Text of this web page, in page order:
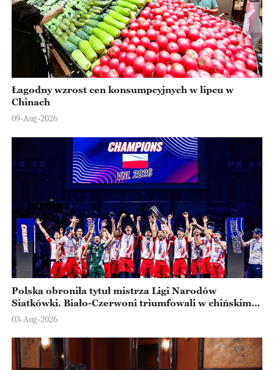
Łagodny wzrost cen konsumpcyjnych w lipcu w
Chinach
09-Aug-2026
Polska obroniła tytuł mistrza Ligi Narodów
Siatkówki. Biało-Czerwoni triumfowali w chińskim
Ningbo
03-Aug-2026